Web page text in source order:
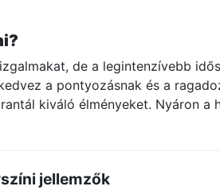
de a legintenzívebb
a pontyozásnak és a
kiváló élményeket. Nyáron
jellemzők